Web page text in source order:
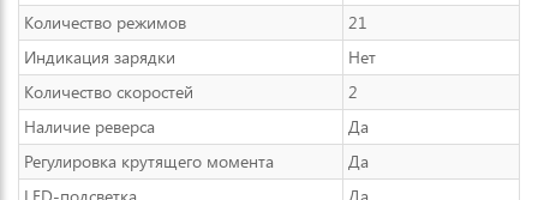
Количество режимов
21
Индикация зарядки
Нет
Количество скоростей
2
Наличие реверса
Да
Регулировка крутящего момента
Да